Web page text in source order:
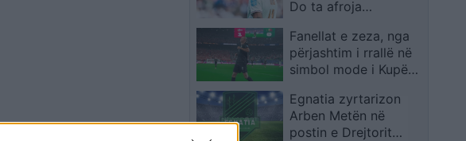
Do ta afroja
Fanellat e zeza, nga
përjashtim i rrallë në
simbol mode i Kupës
Egnatia zyrtarizon
Arben Metën në
postin e Drejtorit